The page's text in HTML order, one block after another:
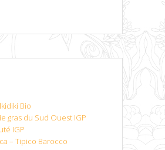
Bio
gras du Sud Ouest IGP
IGP
– Tipico Barocco